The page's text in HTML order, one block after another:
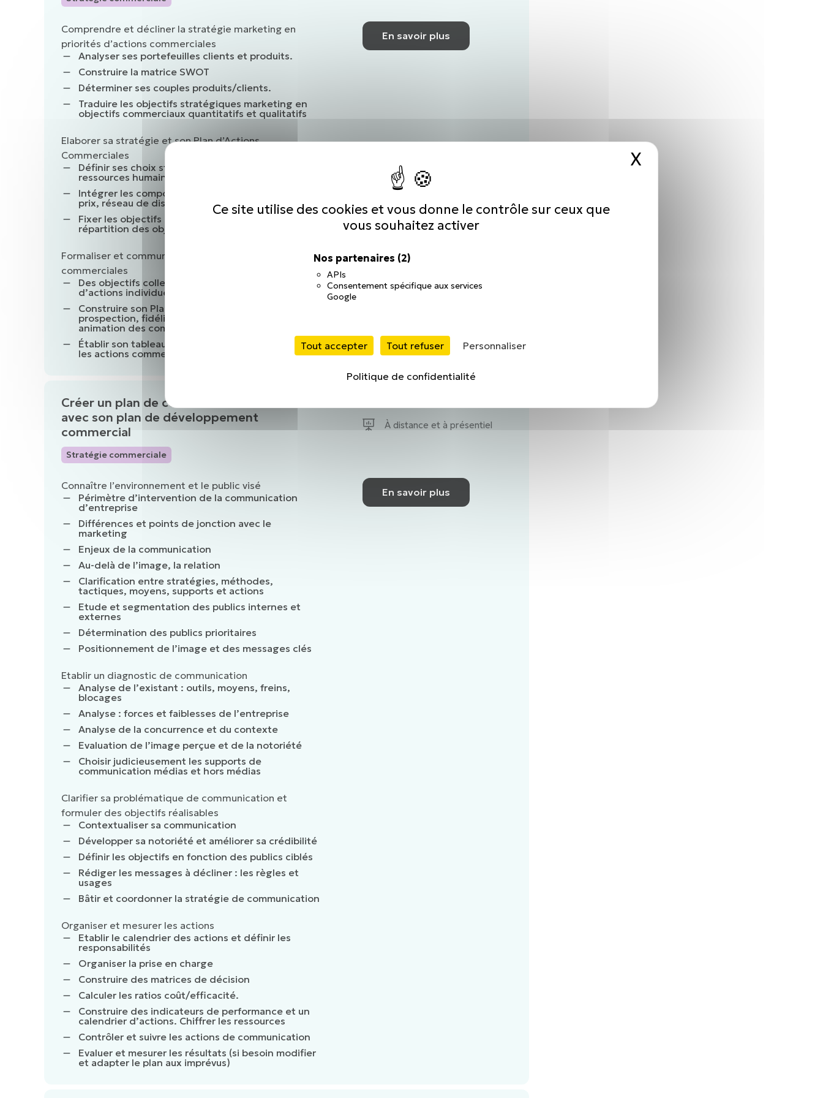
Ce site utilise des cookies et vous donne le contrôle sur ceux que
vous souhaitez activer
Nos partenaires (2)
APIs
Consentement spécifique aux services
Google
Tout accepter Tout refuser Personnaliser
Politique de confidentialité
X
Comprendre et décliner la stratégie marketing en
priorités d’actions commerciales
Analyser ses portefeuilles clients et produits.
Construire la matrice SWOT
Déterminer ses couples produits/clients.
Traduire les objectifs stratégiques marketing en
objectifs commerciaux quantitatifs et qualitatifs
Elaborer sa stratégie et son Plan d’Actions
Commerciales
Définir ses choix stratégiques en fonction des
ressources humaines et financières
Intégrer les composantes : offre produits/services,
prix, réseau de distribution, communication
Fixer les objectifs collectifs et les règles de
répartition des objectifs individuels
Formaliser et communiquer le plan d’actions
commerciales
Des objectifs collectifs aux objectifs et plans
d’actions individuels
Construire son Plan d’Actions Commerciales :
prospection, fidélisation, actions internes,
animation des commerciaux.
Établir son tableau de bord pour piloter et suivre
les actions commerciales
En savoir plus
Créer un plan de communication en lien
avec son plan de développement
commercial
Stratégie commerciale
Connaître l’environnement et le public visé
Périmètre d’intervention de la communication
d’entreprise
Différences et points de jonction avec le
marketing
Enjeux de la communication
Au-delà de l’image, la relation
Clarification entre stratégies, méthodes,
tactiques, moyens, supports et actions
Etude et segmentation des publics internes et
externes
Détermination des publics prioritaires
Positionnement de l’image et des messages clés
Etablir un diagnostic de communication
Analyse de l’existant : outils, moyens, freins,
blocages
Analyse : forces et faiblesses de l’entreprise
Analyse de la concurrence et du contexte
Evaluation de l’image perçue et de la notoriété
Choisir judicieusement les supports de
communication médias et hors médias
Clarifier sa problématique de communication et
formuler des objectifs réalisables
Contextualiser sa communication
Développer sa notoriété et améliorer sa crédibilité
Définir les objectifs en fonction des publics ciblés
Rédiger les messages à décliner : les règles et
usages
Bâtir et coordonner la stratégie de communication
Organiser et mesurer les actions
Etablir le calendrier des actions et définir les
responsabilités
Organiser la prise en charge
Construire des matrices de décision
Calculer les ratios coût/efficacité.
Construire des indicateurs de performance et un
calendrier d’actions. Chiffrer les ressources
Contrôler et suivre les actions de communication
Evaluer et mesurer les résultats (si besoin modifier
et adapter le plan aux imprévus)
À distance et à présentiel
En savoir plus